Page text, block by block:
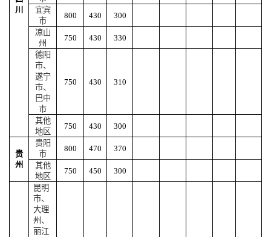
川
宜宾
市
800 430
300
凉山
州
750 430
330
德阳
市、
遂宁
市、
巴中
市
750 430 310
其他
地区
750 430 300
贵
州
贵阳
市
800 470
370
其他
地区
750 450 300
昆明
市、
大理
州、
丽江